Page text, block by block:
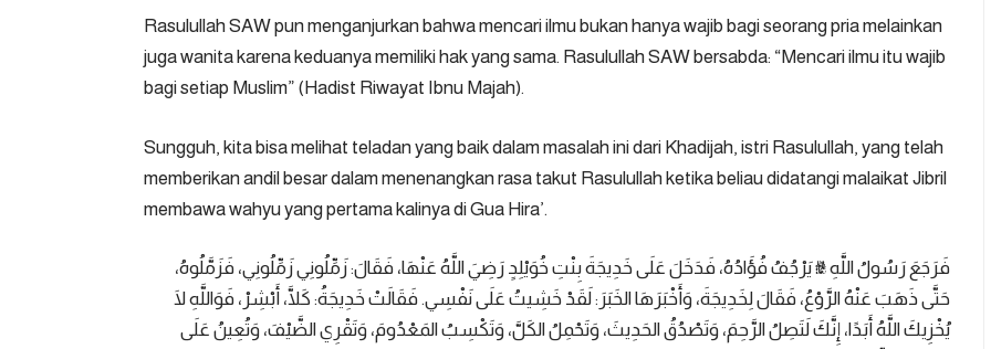
Rasulullah SAW pun menganjurkan bahwa mencari ilmu bukan hanya wajib bagi seorang pria melainkan
juga wanita karena keduanya memiliki hak yang sama. Rasulullah SAW bersabda: “Mencari ilmu itu wajib
bagi setiap Muslim” (Hadist Riwayat Ibnu Majah).
Sungguh, kita bisa melihat teladan yang baik dalam masalah ini dari Khadijah, istri Rasulullah, yang telah
memberikan andil besar dalam menenangkan rasa takut Rasulullah ketika beliau didatangi malaikat Jibril
membawa wahyu yang pertama kalinya di Gua Hira’.
فَرَجَعَ رَسُولُ اللَّهِ ﷺ يَرْجُفُ فُؤَادُهُ، فَدَخَلَ عَلَى خَدِيجَةَ بِنْتِ خُوَيْلِدٍ رَضِيَ اللَّهُ عَنْهَا، فَقَالَ: زَمِّلُونِي زَمِّلُونِي، فَزَمَّلُوهُ،
حَتَّى ذَهَبَ عَنْهُ الرَّوْعُ، فَقَالَ لِخَدِيجَةَ، وَأَخْبَرَهَا الخَبَرَ: لَقَدْ خَشِيتُ عَلَى نَفْسِي. فَقَالَتْ خَدِيجَةُ: كَلَّا، أَبْشِرْ، فَوَاللَّهِ لَا
يُخْزِيكَ اللَّهُ أَبَدًا، إِنَّكَ لَتَصِلُ الرَّحِمَ، وَتَصْدُقُ الحَدِيثَ، وَتَحْمِلُ الكَلَّ، وَتَكْسِبُ المَعْدُومَ، وَتَقْرِي الضَّيْفَ، وَتُعِينُ عَلَى